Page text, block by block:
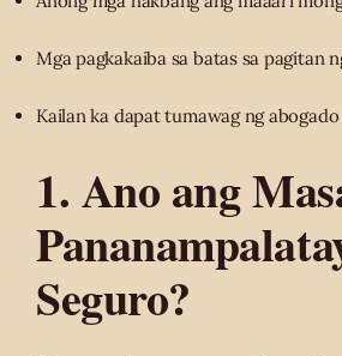
Mga pagkakaiba sa batas sa pagitan
Kailan ka dapat tumawag ng abogado
1. Ano ang
Seguro?